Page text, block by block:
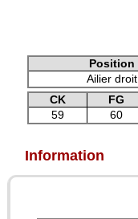
Position
Ailier droit
CK
FG
59
60
Information